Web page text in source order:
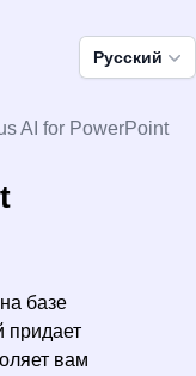
Pусский
AI for PowerPoint
базе
придает
вам